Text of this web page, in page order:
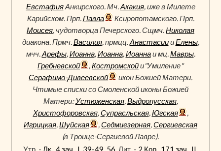
ЕвстафияАнкирского. Мч.Акакия, иже в Милете
Карийском. Прп.Павла
Ксиропотамского. Прп.
Моисея, чудотворца Печерского. Сщмч.Николая
диакона. Прмч.Василия, прмцц.АнастасиииЕлены,
мчч.Арефы,Иоанна,Иоанна,Иоаннаи мц.Мавры.
Гребневской
,Костромскойи"Умиление"
Серафимо-Дивеевской
икон Божией Матери.
Чтимые списки со Смоленской иконы Божией
Матери:Устюженская,Выдропусская,
Христофоровская,Супрасльская,Югская
,
Игрицкая,Шуйская ,Седмиезерная,Сергиевская
(в Троице-Сергиевой Лавре).
Утр. - Лк., 4 зач., I, 39-49, 56.Лит. - 2 Кор., 171 зач., II,